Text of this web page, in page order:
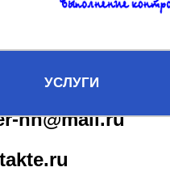
nn@mail.ru
УСЛУГИ